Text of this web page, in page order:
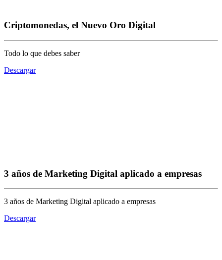
Criptomonedas, el Nuevo Oro Digital
Todo lo que debes saber
Descargar
3 años de Marketing Digital aplicado a empresas
3 años de Marketing Digital aplicado a empresas
Descargar